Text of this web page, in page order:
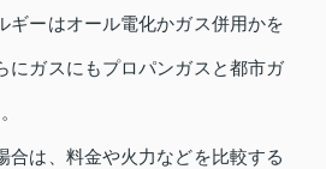
ギーはオール電化かガス併用かを
にガスにもプロパンガスと都市ガ
合は、料金や火力などを比較する